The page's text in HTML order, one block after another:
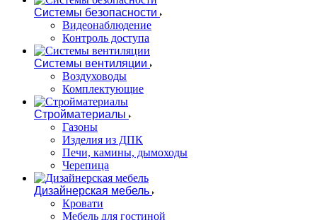
Системы безопасности
Видеонаблюдение
Контроль доступа
Системы вентиляции
Воздуховоды
Комплектующие
Стройматериалы
Газоны
Изделия из ДПК
Печи, камины, дымоходы
Черепица
Дизайнерская мебель
Кровати
Мебель для гостиной